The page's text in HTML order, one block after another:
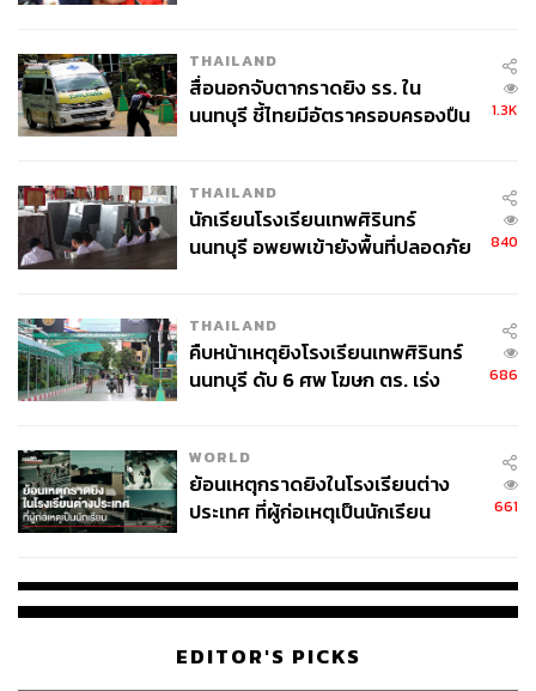
THAILAND
สื่อนอกจับตากราดยิง รร. ใน
นนทบุรี ชี้ไทยมีอัตราครอบครองปืน
1.3K
THAILAND
นักเรียนโรงเรียนเทพศิรินทร์
นนทบุรี อพยพเข้ายังพื้นที่ปลอดภัย
840
THAILAND
คืบหน้าเหตุยิงโรงเรียนเทพศิรินทร์
นนทบุรี ดับ 6 ศพ โฆษก ตร. เร่ง
686
WORLD
ย้อนเหตุกราดยิงในโรงเรียนต่าง
ประเทศ ที่ผู้ก่อเหตุเป็นนักเรียน
661
EDITOR'S PICKS